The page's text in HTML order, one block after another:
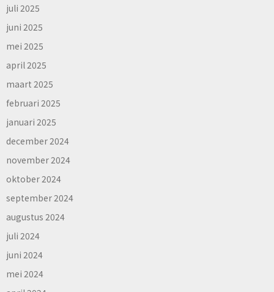
juli 2025
juni 2025
mei 2025
april 2025
maart 2025
februari 2025
januari 2025
december 2024
november 2024
oktober 2024
september 2024
augustus 2024
juli 2024
juni 2024
mei 2024